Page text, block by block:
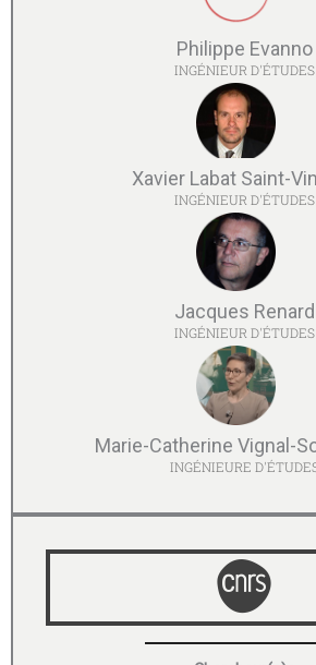
Philippe Evanno
INGÉNIEUR D'ÉTUDES
Xavier Labat Saint-
INGÉNIEUR D'ÉTUDES
Jacques Renard
INGÉNIEUR D'ÉTUDES
Marie-Catherine Vignal-
INGÉNIEURE